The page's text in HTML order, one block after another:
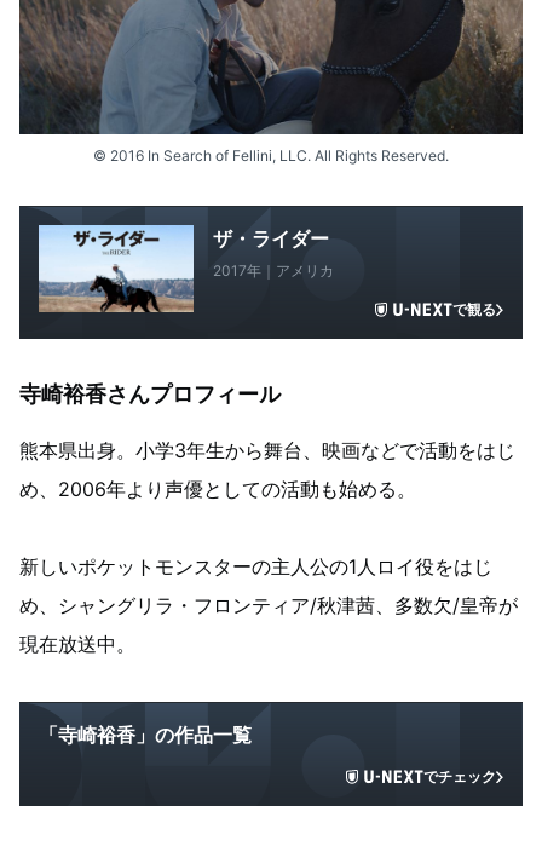
© 2016 In Search of Fellini, LLC. All Rights Reserved.
ザ・ライダー
2017年｜アメリカ
で観る
寺崎裕香さんプロフィール
熊本県出身。小学3年生から舞台、映画などで活動をはじ
め、2006年より声優としての活動も始める。
新しいポケットモンスターの主人公の1人ロイ役をはじ
め、シャングリラ・フロンティア/秋津茜、多数欠/皇帝が
現在放送中。
「寺崎裕香」の作品一覧
でチェック